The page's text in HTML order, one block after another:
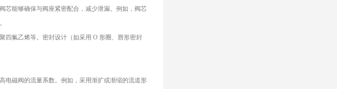
芯能够确保与阀座紧密配合，减少泄漏。例如，阀芯
四氟乙烯等。密封设计（如采用 O 形圈、唇形密封
电磁阀的流量系数。例如，采用渐扩或渐缩的流道形